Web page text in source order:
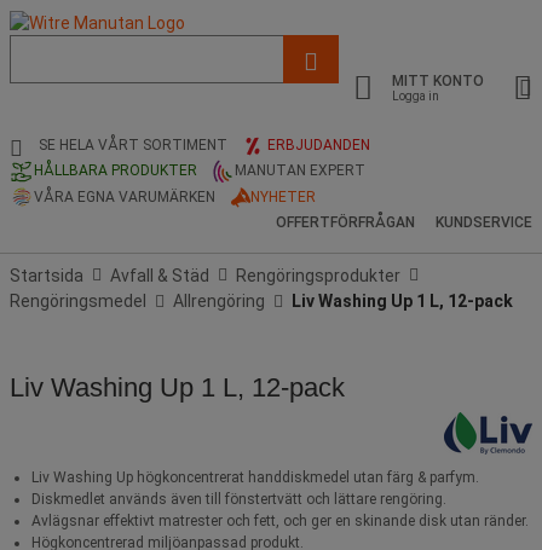
och
sökhistorik
MITT KONTO
Logga in
SE HELA VÅRT SORTIMENT
ERBJUDANDEN
HÅLLBARA PRODUKTER
MANUTAN EXPERT
VÅRA EGNA VARUMÄRKEN
NYHETER
OFFERTFÖRFRÅGAN
KUNDSERVICE
Startsida Avfall & Städ
Rengöringsprodukter
Rengöringsmedel
Allrengöring Liv Washing Up 1 L, 12-pack
Liv Washing Up 1 L, 12-pack
Liv Washing Up högkoncentrerat handdiskmedel utan färg & parfym.
Diskmedlet används även till fönstertvätt och lättare rengöring.
Avlägsnar effektivt matrester och fett, och ger en skinande disk utan ränder.
Högkoncentrerad miljöanpassad produkt.